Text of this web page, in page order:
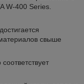
W-400 Series.
свыше